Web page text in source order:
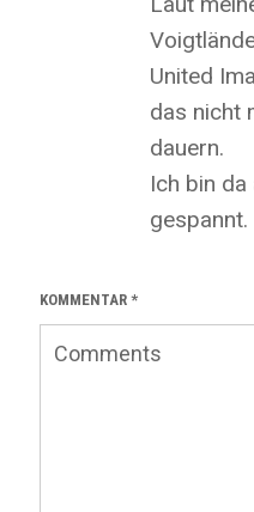
United
das nicht
dauern.
Ich bin
gespannt.
KOMMENTAR *